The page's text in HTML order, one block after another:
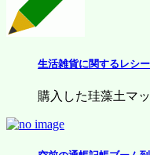
生活雑貨に関するレシ
購入した珪藻土マ